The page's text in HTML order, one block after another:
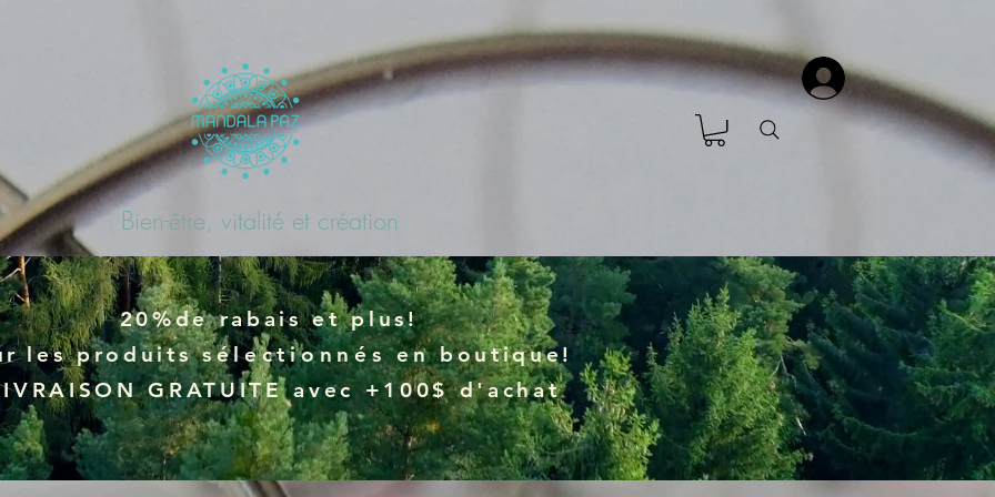
Bien-être, vitalité et création
20%de rabais et plus!
les produitssélectionnés en boutique!
GRATUITE avec +100$ d'achat